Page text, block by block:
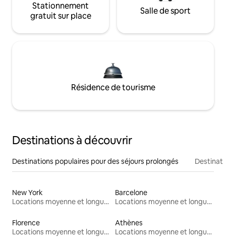
Stationnement
gratuit sur place
Salle de sport
Résidence de tourisme
Destinations à découvrir
Destinations populaires pour des séjours prolongés
New York
Locations moyenne et longue durée
Barcelone
Locations moyenne et longue durée
Florence
Locations moyenne et longue durée
Athènes
Locations moyenne et longue durée